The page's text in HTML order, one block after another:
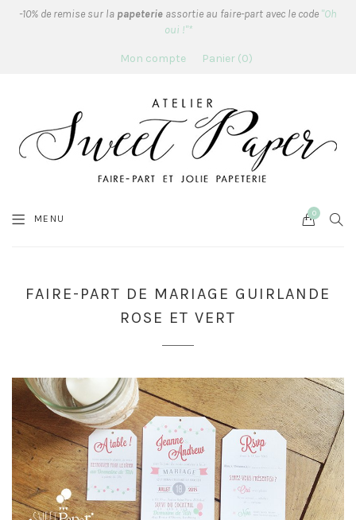
-10% de remise sur la papeterie assortie au faire-part avec le code "Oh
oui !"*
Mon compte Panier 0
MENU Cart
0
FAIRE-PART DE MARIAGE GUIRLANDE
ROSE ET VERT